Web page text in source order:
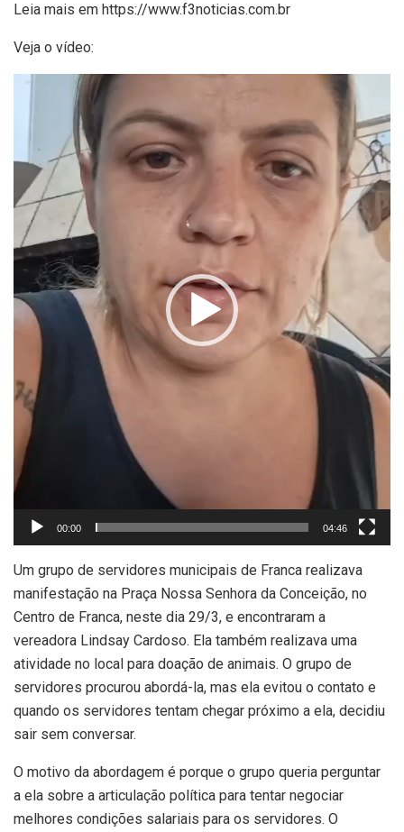
Leia mais em https://www.f3noticias.com.br
Veja o vídeo:
00:00 04:46
Um grupo de servidores municipais de Franca realizava
manifestação na Praça Nossa Senhora da Conceição, no
Centro de Franca, neste dia 29/3, e encontraram a
vereadora Lindsay Cardoso. Ela também realizava uma
atividade no local para doação de animais. O grupo de
servidores procurou abordá-la, mas ela evitou o contato e
quando os servidores tentam chegar próximo a ela, decidiu
sair sem conversar.
O motivo da abordagem é porque o grupo queria perguntar
a ela sobre a articulação política para tentar negociar
melhores condições salariais para os servidores. O